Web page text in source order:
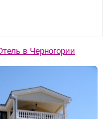
в Черногории